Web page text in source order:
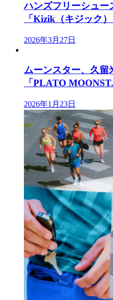
ハンズフリーシュー
「Kizik（キジック
2026年3月27日
ムーンスター、久留
「PLATO
2026年1月23日